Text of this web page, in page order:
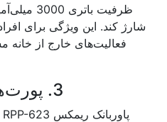
شارژ کند. این ویژگی برای
فعالیت‌های خارج از خانه
3. پورت‌ها و تکنولوژی شارژ